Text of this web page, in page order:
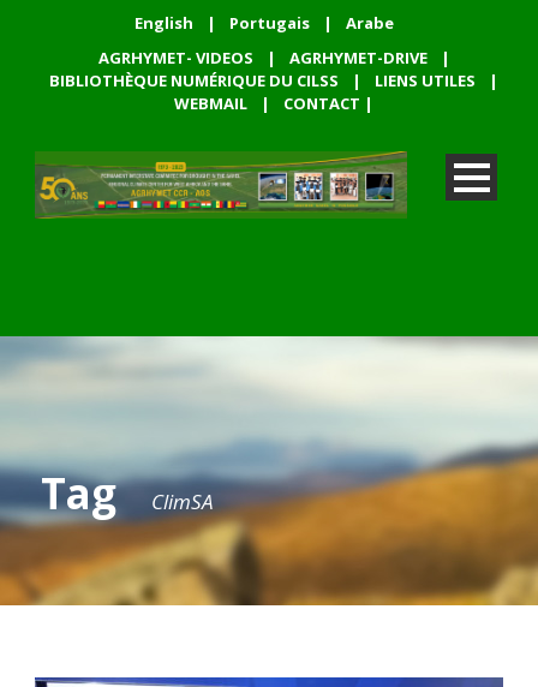
English | Portugais |
Arabe
AGRHYMET- VIDEOS
| AGRHYMET-DRIVE
|
BIBLIOTHÈQUE NUMÉRIQUE DU CILSS
| LIENS UTILES
|
WEBMAIL
| CONTACT |
Tag ClimSA